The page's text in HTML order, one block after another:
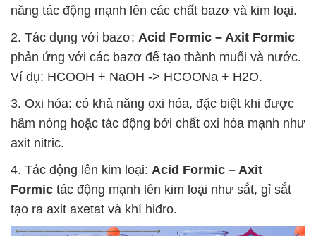
năng tác động mạnh lên các chất bazơ và kim loại.
2. Tác dụng với bazơ: Acid Formic – Axit Formic
phản ứng với các bazơ để tạo thành muối và nước.
Ví dụ: HCOOH + NaOH -> HCOONa + H2O.
3. Oxi hóa: có khả năng oxi hóa, đặc biệt khi được
hâm nóng hoặc tác động bởi chất oxi hóa mạnh như
axit nitric.
4. Tác động lên kim loại: Acid Formic – Axit
Formic tác động mạnh lên kim loại như sắt, gỉ sắt
tạo ra axit axetat và khí hiđro.